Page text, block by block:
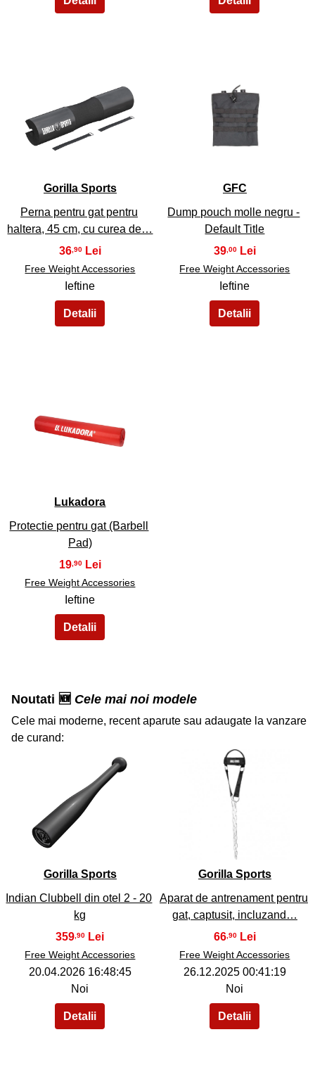
33
Gorilla Sports
Perna pentru gat pentru
haltera, 45 cm, cu curea de…
36,90
Free Weight Accessories
Ieftine
34
GFC
Dump pouch molle negru -
Default Title
39,00
Free Weight Accessories
Ieftine
35
Lukadora
Protectie pentru gat (Barbell
Pad)
19,90
Free Weight Accessories
Ieftine
Noutati 🆕 Cele mai noi modele
Cele mai moderne, recent aparute sau adaugate la vanzare
de curand:
36
Gorilla Sports
Indian Clubbell din otel 2 - 20
kg
359 ,90
Free Weight Accessories
20.04.2026 16:48:45
Noi
37
Gorilla Sports
Aparat de antrenament pentru
gat, captusit, incluzand…
66,90
Free Weight Accessories
26.12.2025 00:41:19
Noi